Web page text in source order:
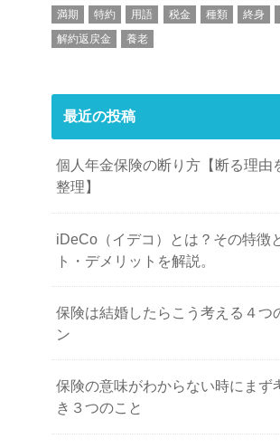
満期
特約 用語 税金 種類 終身
解約返戻金
養老
最近の投稿
個人年金保険の断り方【断る理由
整理】
iDeCo（イデコ）とは？その特徴
ト・デメリットを解説。
保険は結婚したらこう考える４つ
ン
保険の意味がわからない時にまず
き３つのこと